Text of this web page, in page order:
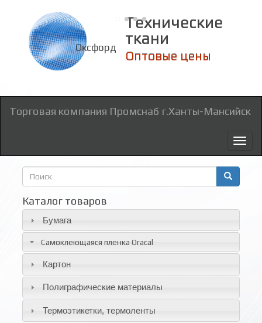
Технические
ткани
Оксфорд
Оптовые цены
Торговая компания Промснаб г.Ханты-Мансийск
Форма
поиска
Каталог товаров
Бумага
Самоклеющаяся пленка Oracal
Картон
Полиграфические материалы
Термоэтикетки, термоленты